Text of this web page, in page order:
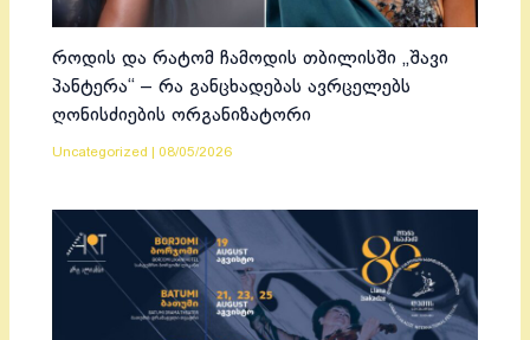
როდის და რატომ ჩამოდის თბილისში „შავი
პანტერა“ – რა განცხადებას ავრცელებს
ღონისძიების ორგანიზატორი
Uncategorized 08/05/2026